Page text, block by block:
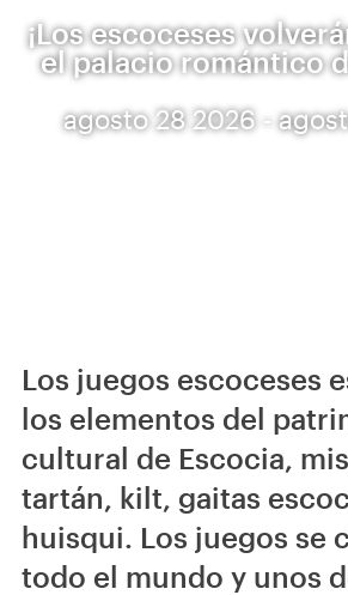
¡Los escoceses
el palacio romántico
agosto 28 2026 -
Los juegos escoceses
los elementos del
cultural de Escocia,
tartán, kilt, gaitas
huisqui. Los juegos se
todo el mundo y unos